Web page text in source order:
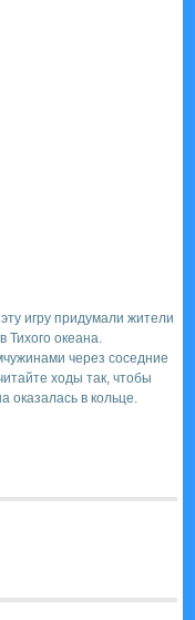
игру придумали жители
Тихого океана.
через соседние
ходы так, чтобы
оказалась в кольце.